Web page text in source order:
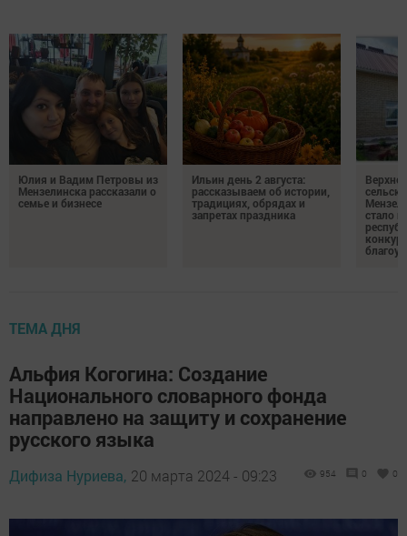
Юлия и Вадим Петровы из
Мензелинска рассказали о
семье и бизнесе
Ильин день 2 августа:
рассказываем об истории,
традициях, обрядах и
запретах праздника
стало
ТЕМА ДНЯ
Альфия Когогина: Создание
Национального словарного фонда
направлено на защиту и сохранение
русского языка
Дифиза Нуриева, 20 марта 2024 - 09:23 954 0 0